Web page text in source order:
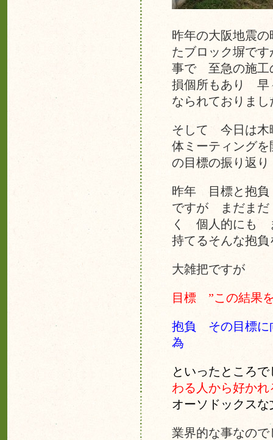
昨年の大阪地震
たブロック塀で
事で 至急の施工
損個所もあり 早
なられておりま
そして 今日は木
体ミーティング
の目標の振り返
昨年 目標と抱負
ですが まだまだ
く 個人的にも
持てるそんな抱
大雑把ですが
目標 ”この結果
抱負 その目標に
為
といったとこ
わる人から好か
オーソドックス
業界的な事なの